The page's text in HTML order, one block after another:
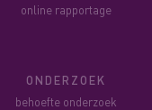
online rapportage
ONDERZOEK
behoefte onderzoek